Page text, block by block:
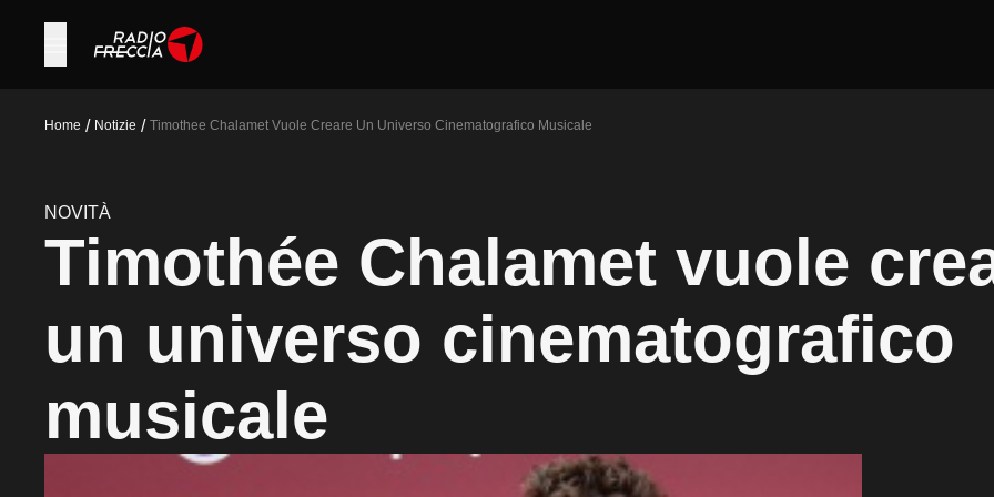
Home / Notizie / Timothee Chalamet Vuole Creare Un Universo Cinematografico Musicale
NOVITÀ
Timothée Chalamet vuole
un universo cinematografico
musicale